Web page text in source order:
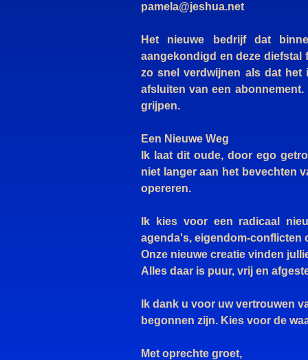
pamela@jeshua.net
Het nieuwe bedrijf dat
aangekondigd en deze diefstal
zo snel verdwijnen als dat het
afsluiten van een
grijpen.
Een Nieuwe Weg
Ik laat dit oude, door ego
niet langer aan het bevechten
opereren.
Ik kies voor een radicaal
agenda's, eigendom-conflicten
Onze nieuwe creatie vinden
Alles daar is puur, vrij en
Ik dank u voor uw vertrouwen
begonnen zijn. Kies voor de
Met oprechte groet,